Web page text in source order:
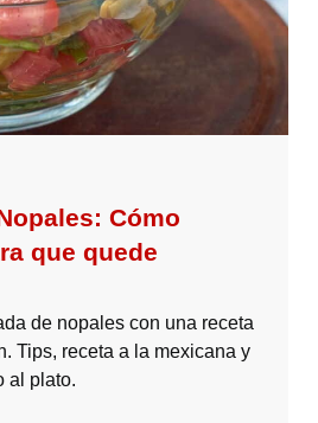
Cómo
que quede
de nopales con una receta
Tips, receta a la mexicana y
al plato.